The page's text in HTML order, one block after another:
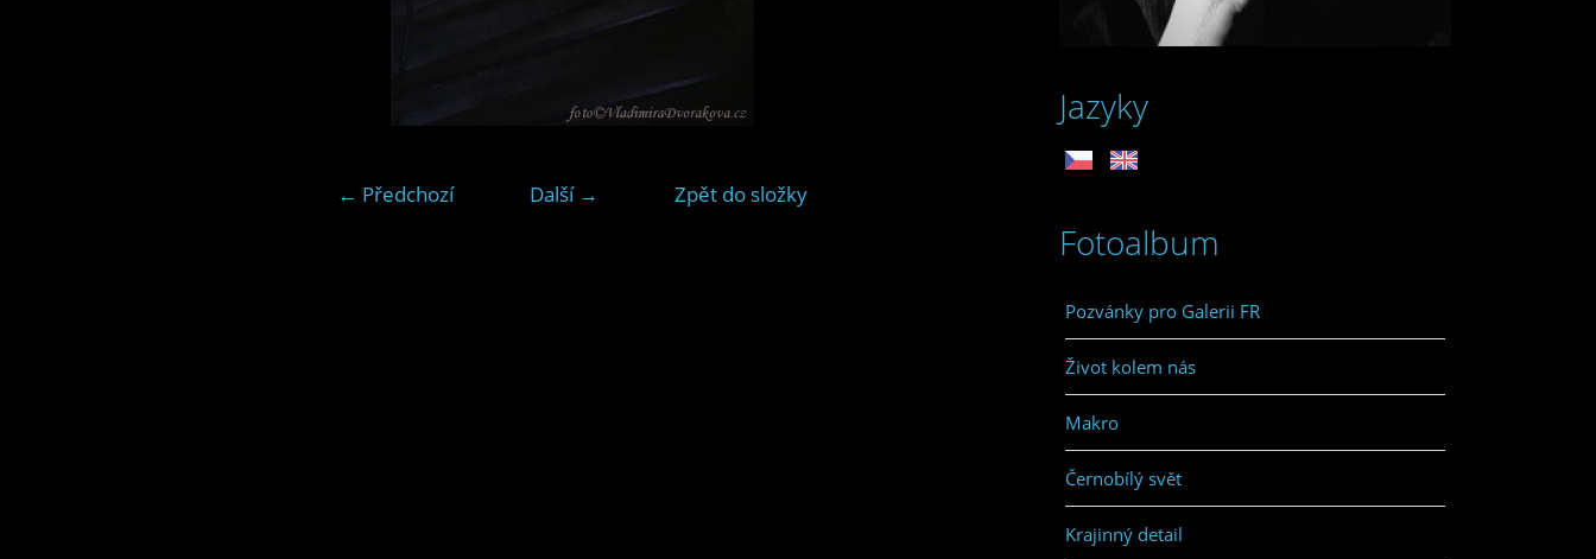
← Předchozí Další → Zpět do složky
Jazyky
Fotoalbum
Pozvánky pro Galerii FR
Život kolem nás
Makro
Černobílý svět
Krajinný detail